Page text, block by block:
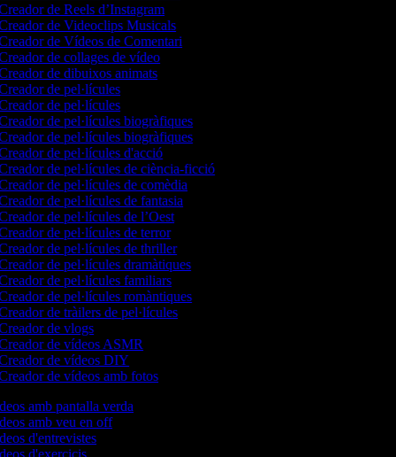
de Reels d’Instagram
de Videoclips Musicals
de Vídeos de Comentari
de collages de vídeo
de dibuixos animats
de pel·lícules
de pel·lícules
de pel·lícules biogràfiques
de pel·lícules biogràfiques
de pel·lícules d'acció
de pel·lícules de ciència-ficció
de pel·lícules de comèdia
de pel·lícules de fantasia
de pel·lícules de l’Oest
de pel·lícules de terror
de pel·lícules de thriller
de pel·lícules dramàtiques
de pel·lícules familiars
de pel·lícules romàntiques
de tràilers de pel·lícules
de vlogs
de vídeos ASMR
de vídeos DIY
de vídeos amb fotos
amb pantalla verda
amb veu en off
d'entrevistes